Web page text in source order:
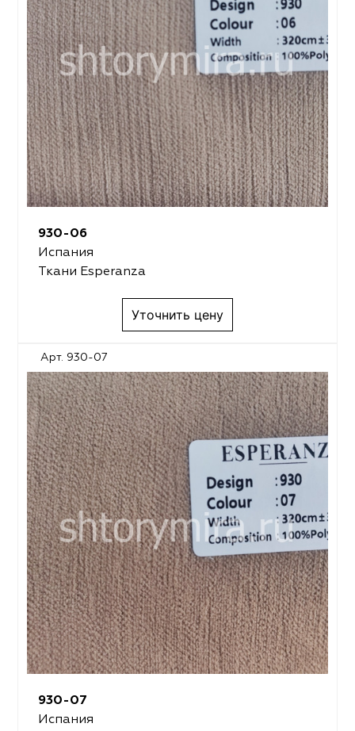
930-06
Испания
Ткани Esperanza
Уточнить цену
Арт. 930-07
930-07
Испания